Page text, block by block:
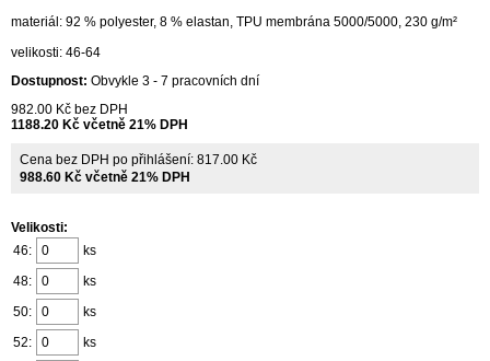
materiál: 92 % polyester, 8 % elastan, TPU membrána 5000/5000, 230 g/m²
velikosti: 46-64
Dostupnost: Obvykle 3 - 7 pracovních dní
982.00 Kč bez DPH
1188.20 Kč včetně 21% DPH
Cena bez DPH po přihlášení: 817.00 Kč
988.60 Kč včetně 21% DPH
Velikosti:
46:
ks
48:
ks
50:
ks
52:
ks